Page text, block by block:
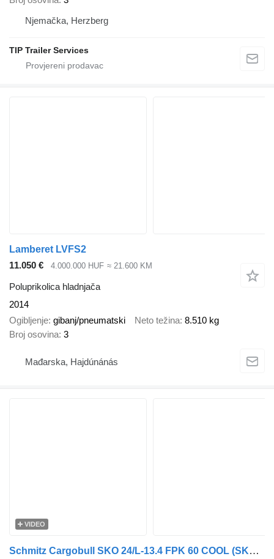
Njemačka, Herzberg
TIP Trailer Services
Lamberet LVFS2
11.050 €
4.000.000 HUF ≈ 21.600 KM
Poluprikolica hladnjača
2014
Ogibljenje gibanj/pneumatski Neto težina 8.510 kg
Broj osovina 3
Mađarska, Hajdúnánás
VIDEO
Schmitz Cargobull SKO 24/L-13.4 FPK 60 COOL (SKO24) 3 Ass koeloplegger Hangwerk